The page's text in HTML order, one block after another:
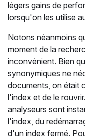
légers gains de
lorsqu'on les utilise
Notons néanmoins
moment de la
inconvénient. Bien
synonymiques ne
documents, on était
l'index et de le
analyseurs sont
l'index, du
d'un index fermé.